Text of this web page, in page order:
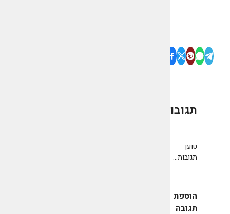
תגובות
טוען
תגובות...
הוספת
תגובה